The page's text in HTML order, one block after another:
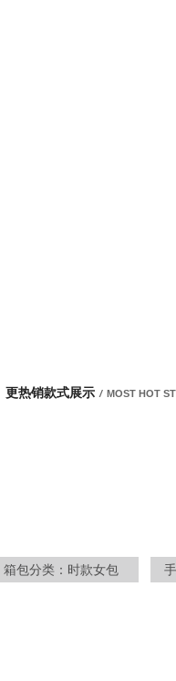
更热销款式展示 / MOST HOT
箱包分类：时款女包